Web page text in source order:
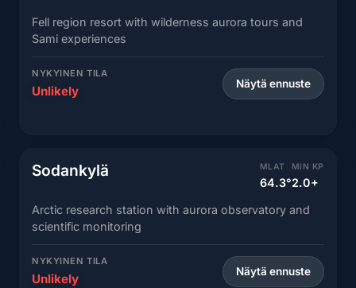
Fell region resort with wilderness aurora tours and
Sami experiences
NYKYINEN TILA
Unlikely Näytä ennuste
Sodankylä MLAT
64.3°
MIN KP
2.0+
Arctic research station with aurora observatory and
scientific monitoring
NYKYINEN TILA
Unlikely Näytä ennuste